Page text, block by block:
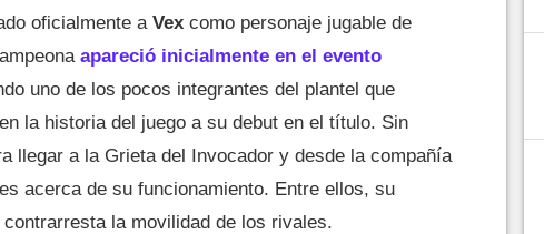
oficialmente a Vex como personaje jugable de
apareció inicialmente en el evento
uno de los pocos integrantes del plantel que
la historia del juego a su debut en el título. Sin
llegar a la Grieta del Invocador y desde la compañía
acerca de su funcionamiento. Entre ellos, su
la movilidad de los rivales.